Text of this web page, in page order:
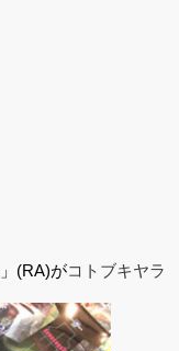
」(RA)がコトブキヤラ